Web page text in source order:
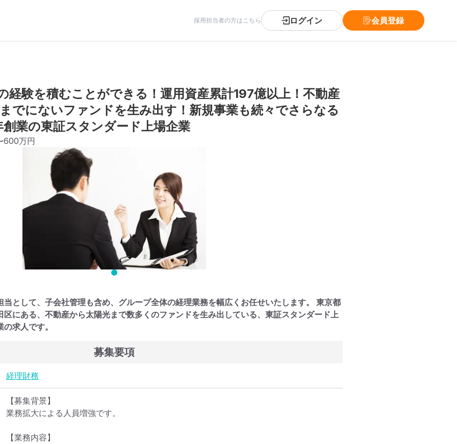
採用担当者の方はこちら ログイン 会員登録
経験を積むことができる！運用資産累計197億以上！不動産
でにないファンドを生み出す！新規事業も続々でさらなる
業の東証スタンダード上場企業
600万円
当として、子会社管理も含め、グループ全体の経理業務を幅広くお任せいたします。 東京都
区にある、不動産から太陽光まで数多くのファンドを生み出している、東証スタンダード上
の求人です。
募集要項
経理財務
【募集背景】
業務拡大による人員増強です。
【業務内容】